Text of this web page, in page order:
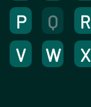
P Q
R
V W
X